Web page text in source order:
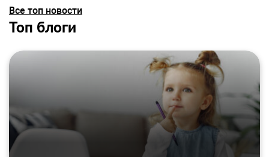
Все топ новости
Топ блоги